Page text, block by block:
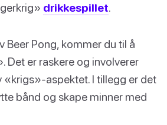
drikkespillet.
Beer Pong, kommer du til å
Det er raskere og involverer
«krigs»-aspektet. I tillegg er det
bånd og skape minner med